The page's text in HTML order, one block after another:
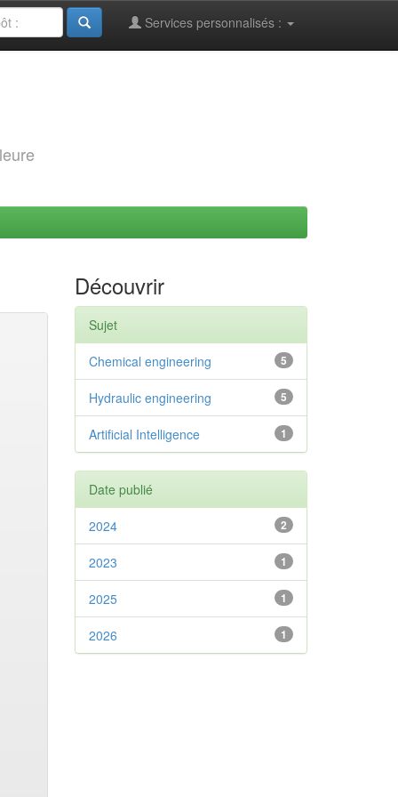
Services personnalisés :
Découvrir
Sujet
5
Chemical engineering
5
Hydraulic engineering
1
Artificial Intelligence
Date publié
2
2024
1
2023
1
2025
1
2026